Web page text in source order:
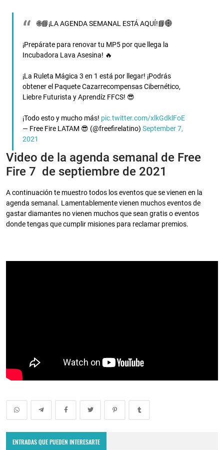
🌐📘¡LA AGENDA SEMANAL ESTÁ AQUÍ!📘🌐
¡Prepárate para renovar tu MP5 por que llega la
Incubadora Lava Asesina! 🔥
¡La Ruleta Mágica 3 en 1 está por llegar! ¡Podrás
obtener el Paquete Cazarrecompensas Cibernético,
Liebre Futurista y Aprendíz FFCS! 😎
¡Todo esto y mucho más! pic.twitter.com/xlkGdklFoE
— Free Fire LATAM 😎 (@freefirelatino) September 7,
2021
Video de la agenda semanal de Free
Fire 7 de septiembre de 2021
A continuación te muestro todos los eventos que se vienen en la
agenda semanal. Lamentablemente vienen muchos eventos de
gastar diamantes no vienen muchos que sean gratis o eventos
donde tengas que cumplir misiones para reclamar premios.
ENTRADAS QUE PUEDEN INTERESARTE